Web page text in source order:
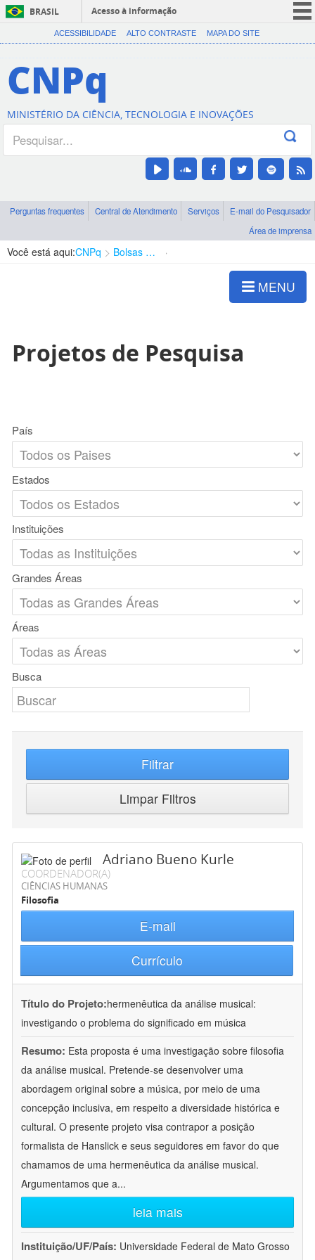
BRASIL
Acesso à informação
CORONAVÍRUS (COVID-19)
Canais
ACESSIBILIDADE ALTO CONTRASTE MAPA DO SITE
CNPq
MINISTÉRIO DA CIÊNCIA, TECNOLOGIA E INOVAÇÕES
Perguntas frequentes Central de Atendimento Serviços
E-mail do Pesquisador
Área de imprensa
Você está aqui:CNPq Bolsas e Auxílios Vigentes
MENU
Projetos de Pesquisa
País
Estados
Instituições
Grandes Áreas
Áreas
Busca
Filtrar
Limpar Filtros
Adriano Bueno Kurle
COORDENADOR(A)
CIÊNCIAS HUMANAS
Filosofia
E-mail
Currículo
Título do Projeto:hermenêutica da análise musical:
investigando o problema do significado em música
Resumo: Esta proposta é uma investigação sobre filosofia
da análise musical. Pretende-se desenvolver uma
abordagem original sobre a música, por meio de uma
concepção inclusiva, em respeito a diversidade histórica e
cultural. O presente projeto visa contrapor a posição
formalista de Hanslick e seus seguidores em favor do que
chamamos de uma hermenêutica da análise musical.
Argumentamos que a...
leia mais
Instituição/UF/País: Universidade Federal de Mato Grosso